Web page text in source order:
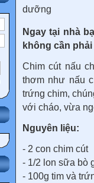
Ngay tại nhà
không cần
Chim cút nấu
thơm như nấu
trứng chim,
với cháo, vừa
Nguyên liệu:
- 2 con chim cút
- 1/2 lon sữa bò
- 100g tim và